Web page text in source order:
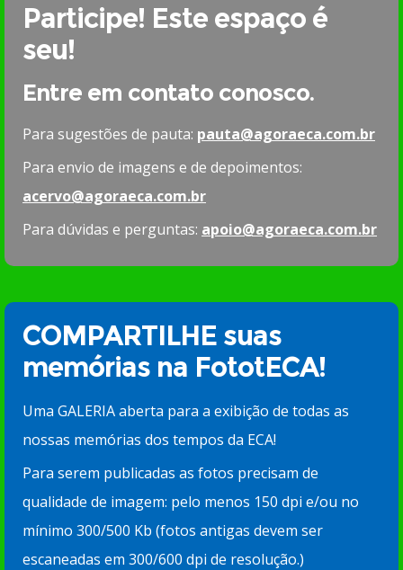
Participe! Este espaço é
seu!
Entre em contato conosco.
Para sugestões de pauta: pauta@agoraeca.com.br
Para envio de imagens e de depoimentos:
acervo@agoraeca.com.br
Para dúvidas e perguntas: apoio@agoraeca.com.br
COMPARTILHE suas
memórias na FototECA!
Uma GALERIA aberta para a exibição de todas as
nossas memórias dos tempos da ECA!
Para serem publicadas as fotos precisam de
qualidade de imagem: pelo menos 150 dpi e/ou no
mínimo 300/500 Kb (fotos antigas devem ser
escaneadas em 300/600 dpi de resolução.)